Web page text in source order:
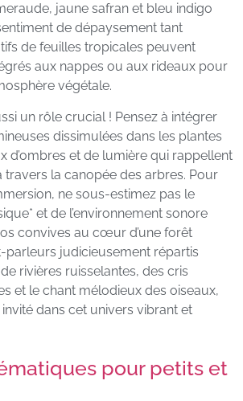
jaune safran et bleu indigo
de dépaysement tant
de feuilles tropicales peuvent
aux nappes ou aux rideaux pour
végétale.
un rôle crucial ! Pensez à intégrer
dissimulées dans les plantes
d’ombres et de lumière qui rappellent
travers la canopée des arbres. Pour
ne sous-estimez pas le
et de l’environnement sonore
convives au cœur d’une forêt
parleurs judicieusement répartis
rivières ruisselantes, des cris
et le chant mélodieux des oiseaux,
dans cet univers vibrant et
pour petits et